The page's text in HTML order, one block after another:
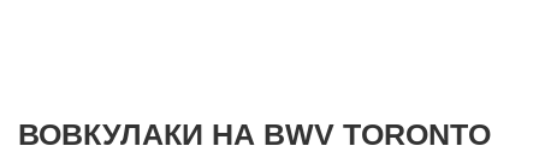
ВОВКУЛАКИ НА BWV TORONTO